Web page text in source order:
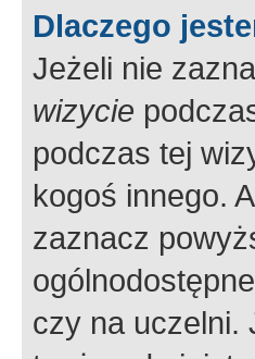
Dlaczego
Jeżeli nie
wizycie
podczas tej
kogoś innego.
zaznacz
czy na uczelni.